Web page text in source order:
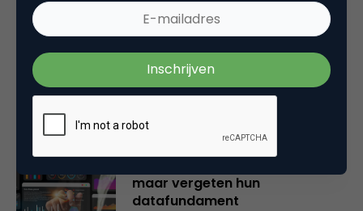
Email Marketing Automation: dit
zijn de populairste AI-tools voor
marketeers
maar vergeten hun
datafundament